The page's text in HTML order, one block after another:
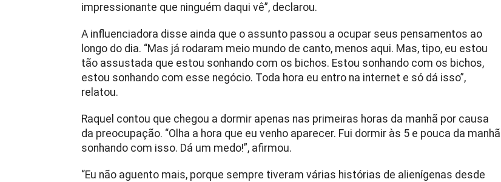
impressionante que ninguém daqui vê”, declarou.
A influenciadora disse ainda que o assunto passou a ocupar seus pensamentos ao
longo do dia. “Mas já rodaram meio mundo de canto, menos aqui. Mas, tipo, eu estou
tão assustada que estou sonhando com os bichos. Estou sonhando com os bichos,
estou sonhando com esse negócio. Toda hora eu entro na internet e só dá isso”,
relatou.
Raquel contou que chegou a dormir apenas nas primeiras horas da manhã por causa
da preocupação. “Olha a hora que eu venho aparecer. Fui dormir às 5 e pouca da manhã
sonhando com isso. Dá um medo!”, afirmou.
“Eu não aguento mais, porque sempre tiveram várias histórias de alienígenas desde